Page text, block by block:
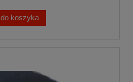
do koszyka